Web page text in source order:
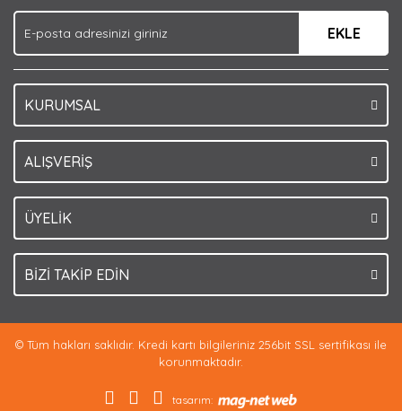
Ürün fiyatı diğer sitelerden daha pahalı.
Bu ürüne benzer farklı alternatifler olmalı.
EKLE
KURUMSAL
ALIŞVERİŞ
ÜYELİK
BİZİ TAKİP EDİN
© Tüm hakları saklıdır. Kredi kartı bilgileriniz 256bit SSL sertifikası ile
korunmaktadır.
tasarım: